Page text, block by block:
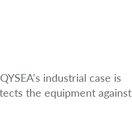
industrial case is
the equipment against